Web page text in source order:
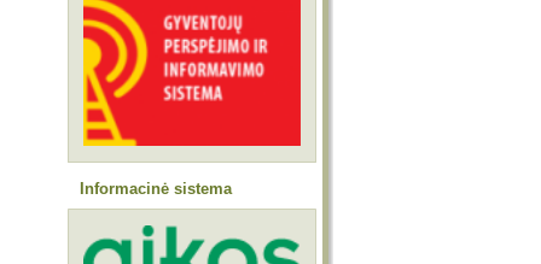
Informacinė sistema